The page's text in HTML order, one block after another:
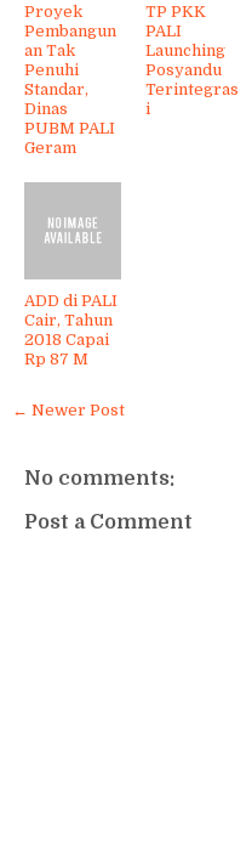
Proyek
Pembangun
an Tak
Penuhi
Standar,
Dinas
PUBM PALI
Geram
TP PKK
PALI
Launching
Posyandu
Terintegras
i
ADD di PALI
Cair, Tahun
2018 Capai
Rp 87 M
← Newer Post
No comments:
Post a Comment